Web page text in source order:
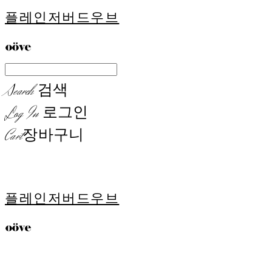
플레인저버드우브
Search검색
Log In 로그인
Cart장바구니
플레인저버드우브